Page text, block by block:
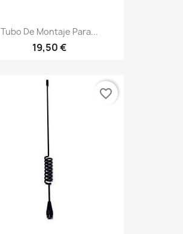
Tubo De Montaje Para...
19,50 €
favorite_border